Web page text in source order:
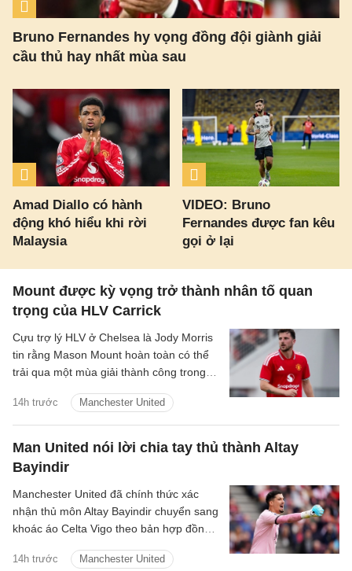
Bruno Fernandes hy vọng đồng đội giành giải
cầu thủ hay nhất mùa sau
Amad Diallo có hành
động khó hiểu khi rời
Malaysia
VIDEO: Bruno
Fernandes được fan kêu
gọi ở lại
Mount được kỳ vọng trở thành nhân tố quan
trọng của HLV Carrick
14h trước Manchester United
Cựu trợ lý HLV ở Chelsea là Jody Morris
tin rằng Mason Mount hoàn toàn có thể
trải qua một mùa giải thành công trong
những nhân tố quan trọng dưới thời HLV
Michael Carrick.
Man United nói lời chia tay thủ thành Altay
Bayindir
14h trước Manchester United
Manchester United đã chính thức xác
nhận thủ môn Altay Bayindir chuyển sang
khoác áo Celta Vigo theo bản hợp đồng